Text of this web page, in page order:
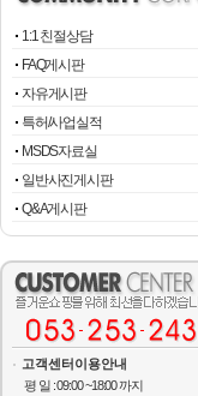
1:1 친절상담
FAQ게시판
자유게시판
특허/사업실적
MSDS자료실
일반사진게시판
Q&A게시판
고객센터이용안내
평 일 : 09:00 ~18:00 까지